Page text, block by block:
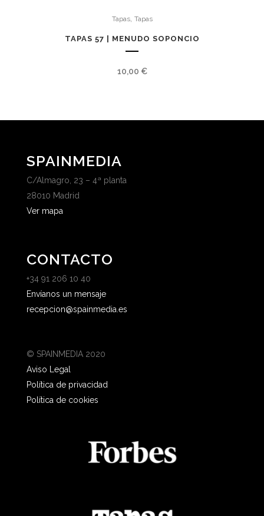
Tapas, Tapas
TAPAS 57 | MENUDO SOPONCIO
10,00 €
SPAINMEDIA
C/Almagro, 23 – 4ª planta
28010 Madrid
Ver mapa
CONTACTO
+34 91 206 10 40
Envíanos un mensaje
recepcion@spainmedia.es
© SPAINMEDIA 2020
Aviso Legal
Política de privacidad
Política de cookies